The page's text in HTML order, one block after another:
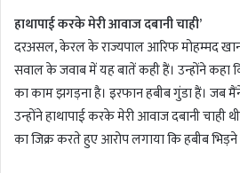
l
हाथापाई करके मेरी आवाज दबानी चाही’
दरअसल, केरल के राज्यपाल आरिफ मोहम्मद
सवाल के जवाब में यह बातें कही हैं। उन्होंने कहा
का काम झगड़ना है। इरफान हबीब गुंडा हैं। जब
उन्होंने हाथापाई करके मेरी आवाज दबानी चाही
का जिक्र करते हुए आरोप लगाया कि हबीब